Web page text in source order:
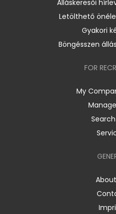
Álláskeresői
Letölthető
Gyakori
Böngésszen
FOR
My